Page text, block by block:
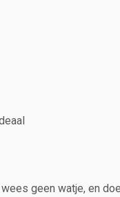
geen watje, en